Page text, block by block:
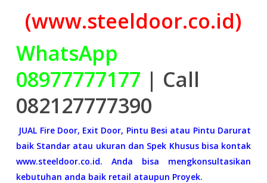
(www.steeldoor.co.id)
WhatsApp
08977777177 | Call
082127777390
JUAL Fire Door, Exit Door, Pintu Besi atau Pintu Darurat
baik Standar atau ukuran dan Spek Khusus bisa kontak
www.steeldoor.co.id. Anda bisa mengkonsultasikan
kebutuhan anda baik retail ataupun Proyek.